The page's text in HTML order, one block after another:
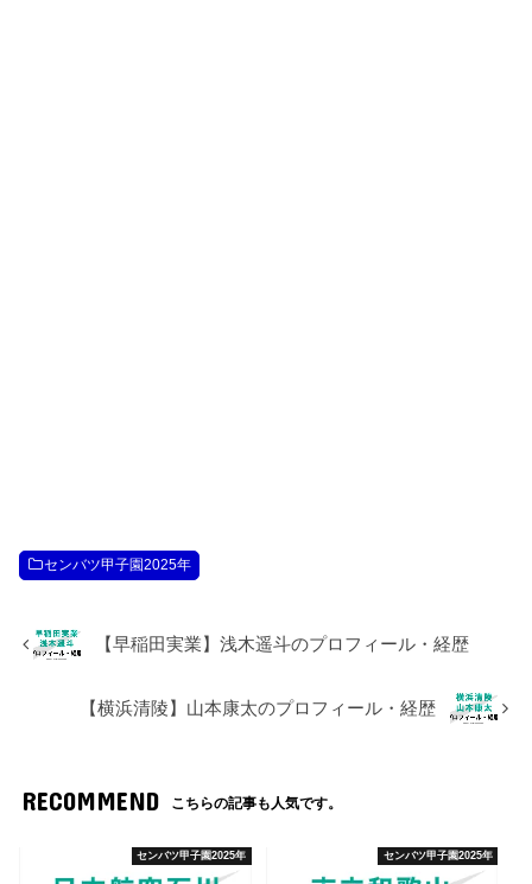
センバツ甲子園2025年
【早稲田実業】浅木遥斗のプロフィール・経歴
【横浜清陵】山本康太のプロフィール・経歴
RECOMMEND こちらの記事も人気です。
センバツ甲子園2025年 センバツ甲子園2025年